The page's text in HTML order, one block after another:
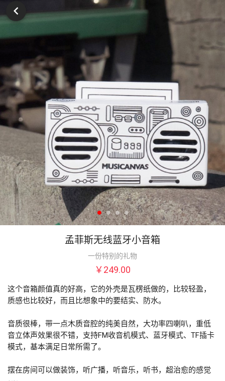
孟菲斯无线蓝牙小音箱
一份特别的礼物
￥249.00
这个音箱颜值真的好高，它的外壳是瓦楞纸做的，比较轻盈，
质感也比较好，而且比想象中的要结实、防水。
音质很棒，带一点木质音腔的纯美自然，大功率四喇叭，重低
音立体声效果很不错，支持FM收音机模式、蓝牙模式、TF插卡
模式，基本满足日常所需了。
摆在房间可以做装饰，听广播，听音乐，听书，超治愈的感觉